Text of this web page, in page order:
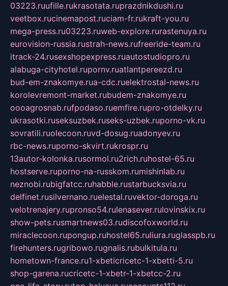
03223.ruufille.rukrasotata.ruprazdnikdushi.ru
veetbox.rucinemapost.ruciam-fr.rukraft-you.ru
mega-press.ru03223.ruweb-explore.rurastenuya.ru
eurovision-russia.rustrah-news.rufreeride-team.ru
itrack-24.rusexshopexpress.ruautostudiopro.ru
alabuga-cityhotel.rupornv.ruatlantpereezd.ru
bud-em-znakomye.rua-cdc.ruelektrostal-news.ru
korolevremont-market.rubudem-znakomye.ru
oooagrosnab.rufpodaso.ruemfire.rupro-otdelky.ru
ukrasotki.ruseksuzbek.ruseks-uzbek.ruporno-vk.ru
sovratili.ruolecoon.ruvd-dosug.ruadonyev.ru
rbc-news.ruporno-skvirt.rukrospr.ru
13autor-kolonka.rusormol.ru2rich.ruhostel-65.ru
hostserve.ruporno-na-russkom.rumishinlab.ru
neznobi.rubigfatcc.ruhabble.rustarbucksvia.ru
delfinet.rusilvernano.ruelestal.ruvektor-doroga.ru
velotrenajery.rupronso54.rulenasever.rulovinskix.ru
show-pets.rusmartnews03.rudiscofoxworld.ru
miraclecoon.rupongup.ruhostel65.ruliura.ruglasspb.ru
firehunters.rugribowo.rugnalis.rubulkitula.ru
hometown-france.ru1-xbeticricetc-1-xbetti-5.ru
shop-garena.rucricetc-1-xbetr-1-xbetcc-2.ru